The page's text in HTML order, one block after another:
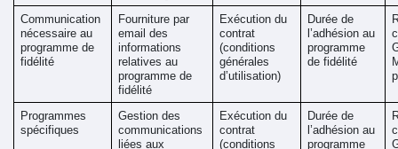
Communication
nécessaire au
programme de
fidélité
Fourniture par
email des
informations
relatives au
programme de
fidélité
Exécution du
contrat
(conditions
générales
d’utilisation)
Durée de
l’adhésion au
programme
de fidélité
Programmes
spécifiques
Gestion des
communications
liées aux
Exécution du
contrat
(conditions
Durée de
l’adhésion au
programme